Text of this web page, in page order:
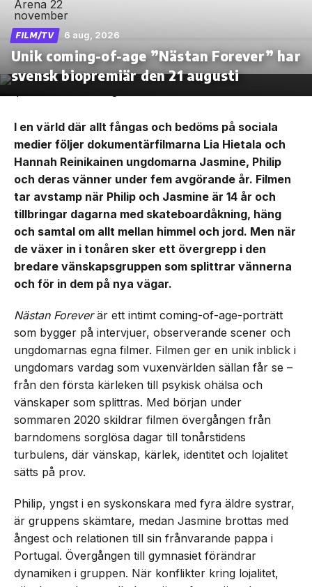
FILM/TV 6 aug, 2026
Unik coming-of-age ”Nästan Forever” har
svensk biopremiär den 21 augusti
I en värld där allt fångas och bedöms på sociala
medier följer dokumentärfilmarna Lia Hietala och
Hannah Reinikainen ungdomarna Jasmine, Philip
och deras vänner under fem avgörande år. Filmen
tar avstamp när Philip och Jasmine är 14 år och
tillbringar dagarna med skateboardåkning, häng
och samtal om allt mellan himmel och jord. Men när
de växer in i tonåren sker ett övergrepp i den
bredare vänskapsgruppen som splittrar vännerna
och för in dem på nya vägar.
Nästan Foreverär ett intimt coming-of-age-porträtt
som bygger på intervjuer, observerande scener och
ungdomarnas egna filmer. Filmen ger en unik inblick i
ungdomars vardag som vuxenvärlden sällan får se –
från den första kärleken till psykisk ohälsa och
vänskaper som splittras. Med början under
sommaren 2020 skildrar filmen övergången från
barndomens sorglösa dagar till tonårstidens
turbulens, där vänskap, kärlek, identitet och lojalitet
sätts på prov.
Philip, yngst i en syskonskara med fyra äldre systrar,
är gruppens skämtare, medan Jasmine brottas med
ångest och relationen till sin frånvarande pappa i
Portugal. Övergången till gymnasiet förändrar
dynamiken i gruppen. När konflikter kring lojalitet,